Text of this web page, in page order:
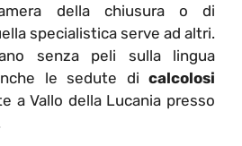
della chiusura o di
specialistica serve ad altri.
senza peli sulla lingua
le sedute di calcolosi
a Vallo della Lucania presso